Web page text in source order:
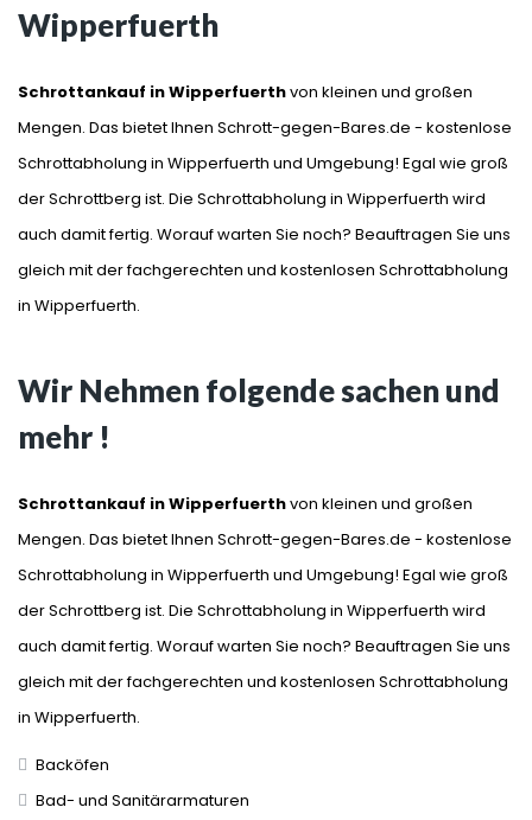
Wipperfuerth
Schrottankauf in Wipperfuerthvon kleinen und großen
Mengen. Das bietet Ihnen Schrott-gegen-Bares.de - kostenlose
Schrottabholung in Wipperfuerth und Umgebung! Egal wie groß
der Schrottberg ist. Die Schrottabholung in Wipperfuerth wird
auch damit fertig. Worauf warten Sie noch? Beauftragen Sie uns
gleich mit der fachgerechten und kostenlosen Schrottabholung
in Wipperfuerth.
Wir Nehmen folgende sachen und
mehr !
Schrottankauf in Wipperfuerthvon kleinen und großen
Mengen. Das bietet Ihnen Schrott-gegen-Bares.de - kostenlose
Schrottabholung in Wipperfuerth und Umgebung! Egal wie groß
der Schrottberg ist. Die Schrottabholung in Wipperfuerth wird
auch damit fertig. Worauf warten Sie noch? Beauftragen Sie uns
gleich mit der fachgerechten und kostenlosen Schrottabholung
in Wipperfuerth.
Backöfen
Bad- und Sanitärarmaturen